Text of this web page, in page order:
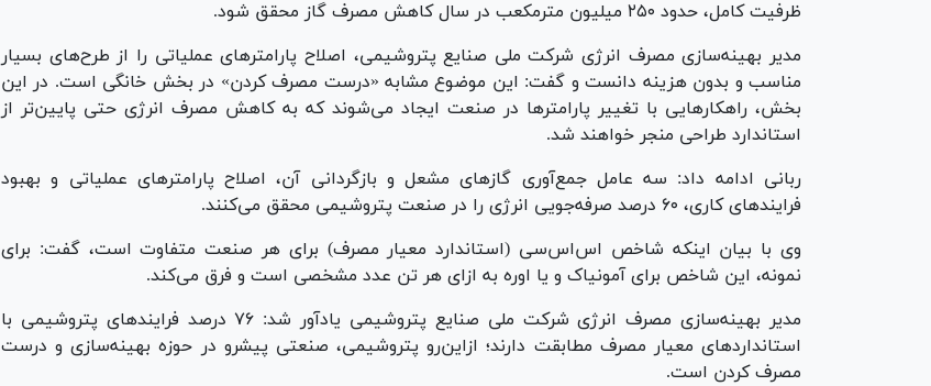
ظرفیت کامل، حدود ۲۵۰ میلیون مترمکعب در سال کاهش مصرف گاز محقق شود.
مدیر بهینه‌سازی مصرف انرژی شرکت ملی صنایع پتروشیمی، اصلاح پارامتر‌های عملیاتی را از طرح‌های بسیار
مناسب و بدون هزینه دانست و گفت: این موضوع مشابه «درست مصرف کردن» در بخش خانگی است. در این
بخش، راهکار‌هایی با تغییر پارامتر‌ها در صنعت ایجاد می‌شوند که به کاهش مصرف انرژی حتی پایین‌تر از
استاندارد طراحی منجر خواهند شد.
ربانی ادامه داد: سه عامل جمع‌آوری گاز‌های مشعل و بازگردانی آن، اصلاح پارامتر‌های عملیاتی و بهبود
فرایند‌های کاری، ۶۰ درصد صرفه‌جویی انرژی را در صنعت پتروشیمی محقق می‌کنند.
وی با بیان اینکه شاخص اس‌اس‌سی (استاندارد معیار مصرف) برای هر صنعت متفاوت است، گفت: برای
نمونه، این شاخص برای آمونیاک و یا اوره به ازای هر تن عدد مشخصی است و فرق می‌کند.
مدیر بهینه‌سازی مصرف انرژی شرکت ملی صنایع پتروشیمی یادآور شد: ۷۶ درصد فرایند‌های پتروشیمی با
استاندارد‌های معیار مصرف مطابقت دارند؛ ازاین‌رو پتروشیمی، صنعتی پیشرو در حوزه بهینه‌سازی و درست
مصرف کردن است.